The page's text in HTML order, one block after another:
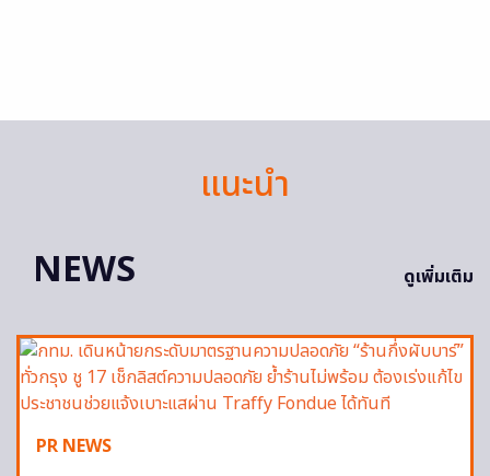
แนะนำ
NEWS
ดูเพิ่มเติม
PR NEWS